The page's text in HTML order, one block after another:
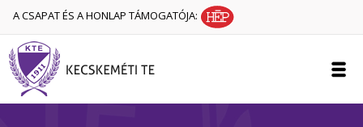
A CSAPAT ÉS A HONLAP TÁMOGATÓJA: